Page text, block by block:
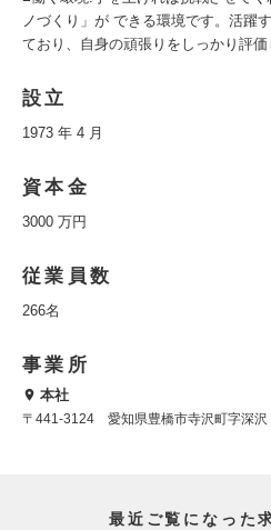
ノづくり」が できる環境です。活躍
ており、自身の頑張りをしっかり評価
設立
1973 年 4 月
資本金
3000 万円
従業員数
266名
事業所
本社
〒441-3124 愛知県豊橋市寺沢町字深沢
最近ご覧になった